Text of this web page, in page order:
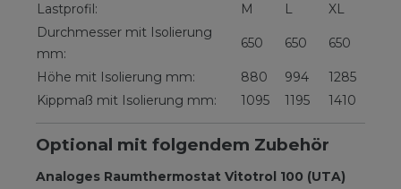
Lastprofil:
M L
XL
Durchmesser mit Isolierung
mm:
650 650 650
Höhe mit Isolierung mm: 880 994
1285
Kippmaß mit Isolierung mm:
1095 1195 1410
Optional mit folgendem Zubehör
Analoges Raumthermostat Vitotrol 100 (UTA)